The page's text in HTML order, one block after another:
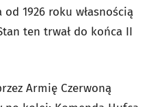
1926 roku własnością
ten trwał do końca II
Armię Czerwoną